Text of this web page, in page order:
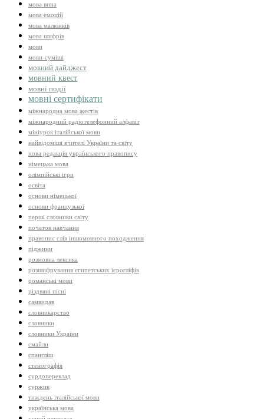
мова вина
мова емоцій
мова малюнків
мова шифрів
мови
мови-суміші
мовний дайджест
мовний квест
мовні події
мовні сертифікати
міжнародна мова жестів
міжнародний радіотелефонний алфавіт
мініурок італійської мови
найвідоміші вчителі України та світу
нова редакція українського правопису
німецька мова
олімпійські ігри
освіта
основи німецької
основи французької
перші словники світу
початок навчання
правопис слів іншомовного походження
піджини
розмовна лексика
розшифрування єгипетських ієрогліфів
романські мови
різдвяні пісні
самвидав
словникарство
словники
словники України
смайли
спангліш
стенографія
сурдопереклад
суржик
тиждень італійської мови
українська мова